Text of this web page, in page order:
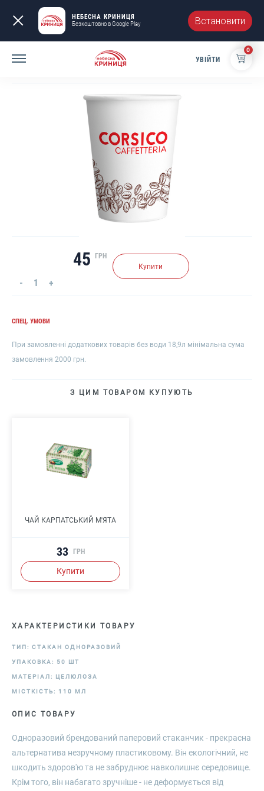
НЕБЕСНА КРИНИЦЯ
Безкоштовно в Google Play
Встановити
УВІЙТИ
0
СТАКАН ПАПЕРОВИЙ CORSICO 110 МЛ (50 ШТ)
45
ГРН
Купити
- 1 +
СПЕЦ. УМОВИ
При замовленні додаткових товарів без води 18,9л мінімальна сума
замовлення 2000 грн.
З ЦИМ ТОВАРОМ КУПУЮТЬ
ЧАЙ КАРПАТСЬКИЙ М'ЯТА
33 ГРН
Купити
ХАРАКТЕРИСТИКИ ТОВАРУ
ТИП: СТАКАН ОДНОРАЗОВИЙ
УПАКОВКА: 50 ШТ
МАТЕРІАЛ: ЦЕЛЮЛОЗА
МІСТКІСТЬ: 110 МЛ
ОПИС ТОВАРУ
Одноразовий брендований паперовий стаканчик - прекрасна
альтернатива незручному пластиковому. Він екологічний, не
шкодить здоров'ю та не забруднює навколишнє середовище.
Крім того, він набагато зручніше - не деформується від